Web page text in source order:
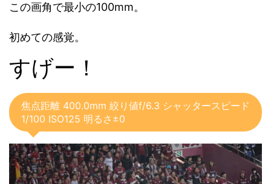
この画角で最小の100mm。
初めての感覚。
すげー！
焦点距離 400.0mm 絞り値f/6.3 シャッタースピード
1/100 ISO125 明るさ±0